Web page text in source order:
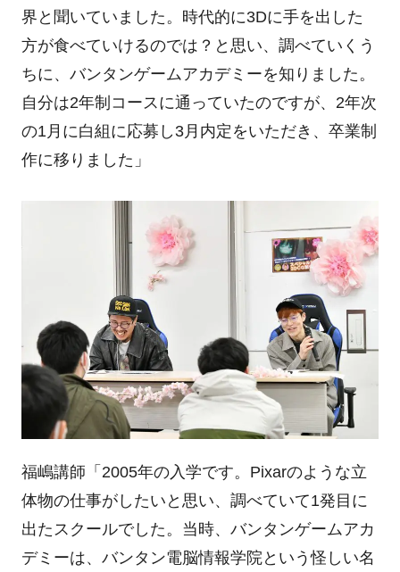
界と聞いていました。時代的に3Dに手を出した
方が食べていけるのでは？と思い、調べていくう
ちに、バンタンゲームアカデミーを知りました。
自分は2年制コースに通っていたのですが、 2年次
の1 月に白組に応募し 3月内定をいただき、卒業制
作に移りました」
福嶋講師「 2005年の入学です。 Pixarのような立
体物の仕事がしたいと思い、調べていて1発目に
出たスクールでした。当時、バンタンゲームアカ
デミーは、バンタン電脳情報学院という怪しい名